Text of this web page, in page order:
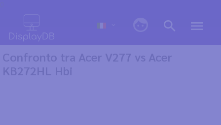
Confronto tra Acer V277 vs Acer
KB272HL Hbi